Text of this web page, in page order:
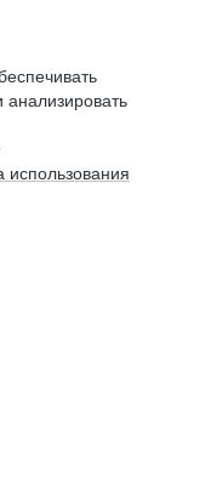
использования